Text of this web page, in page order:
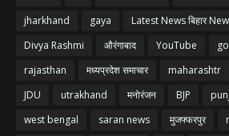
jharkhand
gaya Latest News बिहार
Divya Rashmi
औरंगाबाद YouTube
rajasthan
मध्यप्रदेश समाचार maharashtr
JDU
utrakhand मनोरंजन BJP
west bengal
saran news मुजफ्फरपुर